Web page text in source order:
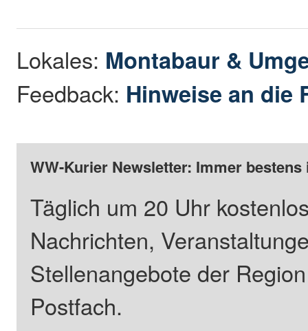
Lokales: Montabaur &
Feedback: Hinweise an die
WW-Kurier Newsletter: Immer
Täglich um 20 Uhr
Nachrichten,
Stellenangebote der
Postfach.